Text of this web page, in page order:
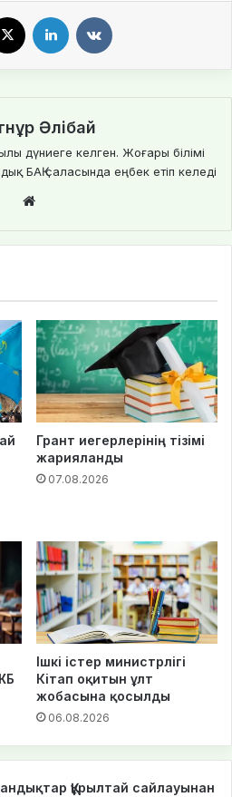
Әлібай
дүниеге келген. Жоғары білімі
БАҚ саласында еңбек етіп келеді
te
Грант иегерлерінің тізімі
жарияланды
07.08.2026
Ішкі істер министрлігі
Кітап оқитын ұлт
жобасына қосылды
06.08.2026
Құрылтай сайлауынан